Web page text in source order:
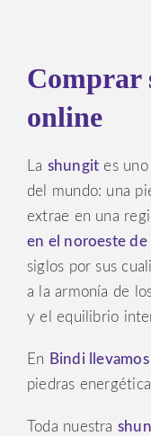
Comprar
online
La shungit es
del mundo: una
extrae en una
en el noroeste de
siglos por sus
a la armonía de
y el equilibrio
En Bindi
piedras
Toda nuestra